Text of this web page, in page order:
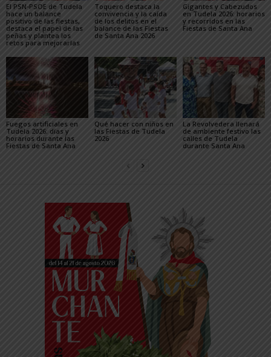
El PSN-PSOE de Tudela
hace un balance
positivo de las fiestas,
destaca el papel de las
peñas y plantea los
retos para mejorarlas
Toquero destaca la
convivencia y la caída
de los delitos en el
balance de las Fiestas
de Santa Ana 2026
Gigantes y Cabezudos
en Tudela 2026: horarios
y recorridos en las
Fiestas de Santa Ana
Fuegos artificiales en
Tudela 2026: días y
horarios durante las
Fiestas de Santa Ana
Qué hacer con niños en
las Fiestas de Tudela
2026
La Revolvedera llenará
de ambiente festivo las
calles de Tudela
durante Santa Ana